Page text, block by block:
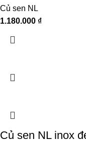
Củ sen NL
1.180.000 ₫
Củ sen NL inox